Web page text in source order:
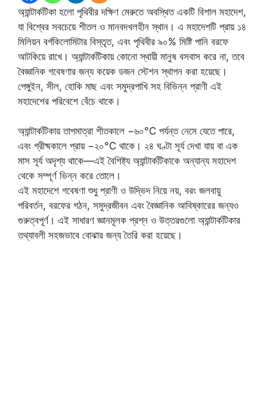
অ্যান্টার্কটিকা হলো পৃথিবীর দক্ষিণ মেরুতে অবস্থিত একটি বিশাল মহাদেশ,
যা বিশ্বের সবচেয়ে শীতল ও মানবদখলহীন স্থান। এ মহাদেশটি প্রায় ১৪
মিলিয়ন বর্গকিলোমিটার বিস্তৃত, এবং পৃথিবীর ৯০% মিষ্টি পানি বরফে
আটকিয়ে রাখে। অ্যান্টার্কটিকায় কোনো স্থায়ী মানুষ বসবাস করে না, তবে
বৈজ্ঞানিক গবেষণার জন্য কয়েক ডজন স্টেশন স্থাপন করা হয়েছে।
পেঙ্গুইন, সীল, হোকি মাছ এবং সমুদ্রপাখি সহ বিভিন্ন প্রাণী এই
মহাদেশের পরিবেশে বেঁচে থাকে।
অ্যান্টার্কটিকায় তাপমাত্রা শীতকালে −৬০°C পর্যন্ত নেমে যেতে পারে,
এবং গ্রীষ্মকালে প্রায় −২০°C থাকে। ২৪ ঘণ্টা সূর্য দেখা যায় বা এক
মাস সূর্য অদৃশ্য থাকে—এই বৈশিষ্ট্য অ্যান্টার্কটিকাকে অন্যান্য মহাদেশ
থেকে সম্পূর্ণ ভিন্ন করে তোলে।
এই মহাদেশে গবেষণা শুধু প্রাণী ও উদ্ভিদ নিয়ে নয়, বরং জলবায়ু
পরিবর্তন, বরফের গঠন, সমুদ্রজীবন এবং বৈজ্ঞানিক আবিষ্কারের জন্যও
গুরুত্বপূর্ণ। এই সাধারণ জ্ঞানমূলক প্রশ্ন ও উত্তরগুলো অ্যান্টার্কটিকার
তথ্যাবলী সহজভাবে বোঝার জন্য তৈরি করা হয়েছে।